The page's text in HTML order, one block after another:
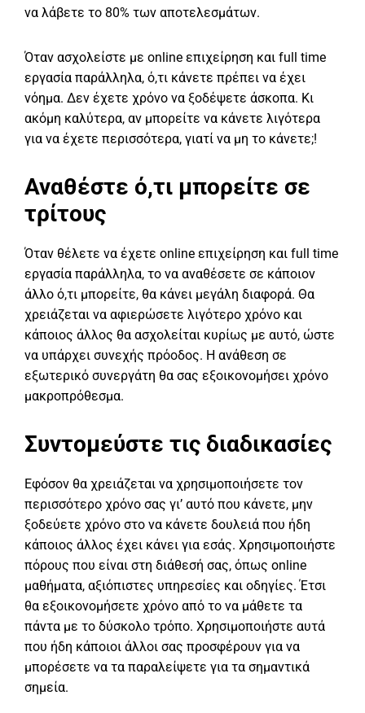
να λάβετε το 80% των αποτελεσμάτων.
Όταν ασχολείστε με online επιχείρηση και full time
εργασία παράλληλα, ό,τι κάνετε πρέπει να έχει
νόημα. Δεν έχετε χρόνο να ξοδέψετε άσκοπα. Κι
ακόμη καλύτερα, αν μπορείτε να κάνετε λιγότερα
για να έχετε περισσότερα, γιατί να μη το κάνετε;!
Αναθέστε ό,τι μπορείτε σε
τρίτους
Όταν θέλετε να έχετε online επιχείρηση και full time
εργασία παράλληλα, το να αναθέσετε σε κάποιον
άλλο ό,τι μπορείτε, θα κάνει μεγάλη διαφορά. Θα
χρειάζεται να αφιερώσετε λιγότερο χρόνο και
κάποιος άλλος θα ασχολείται κυρίως με αυτό, ώστε
να υπάρχει συνεχής πρόοδος. Η ανάθεση σε
εξωτερικό συνεργάτη θα σας εξοικονομήσει χρόνο
μακροπρόθεσμα.
Συντομεύστε τις διαδικασίες
Εφόσον θα χρειάζεται να χρησιμοποιήσετε τον
περισσότερο χρόνο σας γι’ αυτό που κάνετε, μην
ξοδεύετε χρόνο στο να κάνετε δουλειά που ήδη
κάποιος άλλος έχει κάνει για εσάς. Χρησιμοποιήστε
πόρους που είναι στη διάθεσή σας, όπως online
μαθήματα, αξιόπιστες υπηρεσίες και οδηγίες. Έτσι
θα εξοικονομήσετε χρόνο από το να μάθετε τα
πάντα με το δύσκολο τρόπο. Χρησιμοποιήστε αυτά
που ήδη κάποιοι άλλοι σας προσφέρουν για να
μπορέσετε να τα παραλείψετε για τα σημαντικά
σημεία.